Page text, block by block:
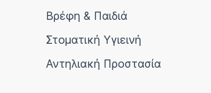
Βρέφη & Παιδιά
Στοματική Υγιεινή
Αντηλιακή Προστασία